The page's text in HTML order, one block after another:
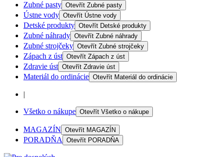
Zubné pasty Otevřít Zubné pasty
Ústne vody Otevřít Ústne vody
Detské produkty Otevřít Detské produkty
Zubné náhrady Otevřít Zubné náhrady
Zubné strojčeky Otevřít Zubné strojčeky
Zápach z úst Otevřít Zápach z úst
Zdravie úst Otevřít Zdravie úst
Materiál do ordinácie Otevřít Materiál do ordinácie
|
Všetko o nákupe Otevřít Všetko o nákupe
MAGAZÍN Otevřít MAGAZÍN
PORADŇA Otevřít PORADŇA